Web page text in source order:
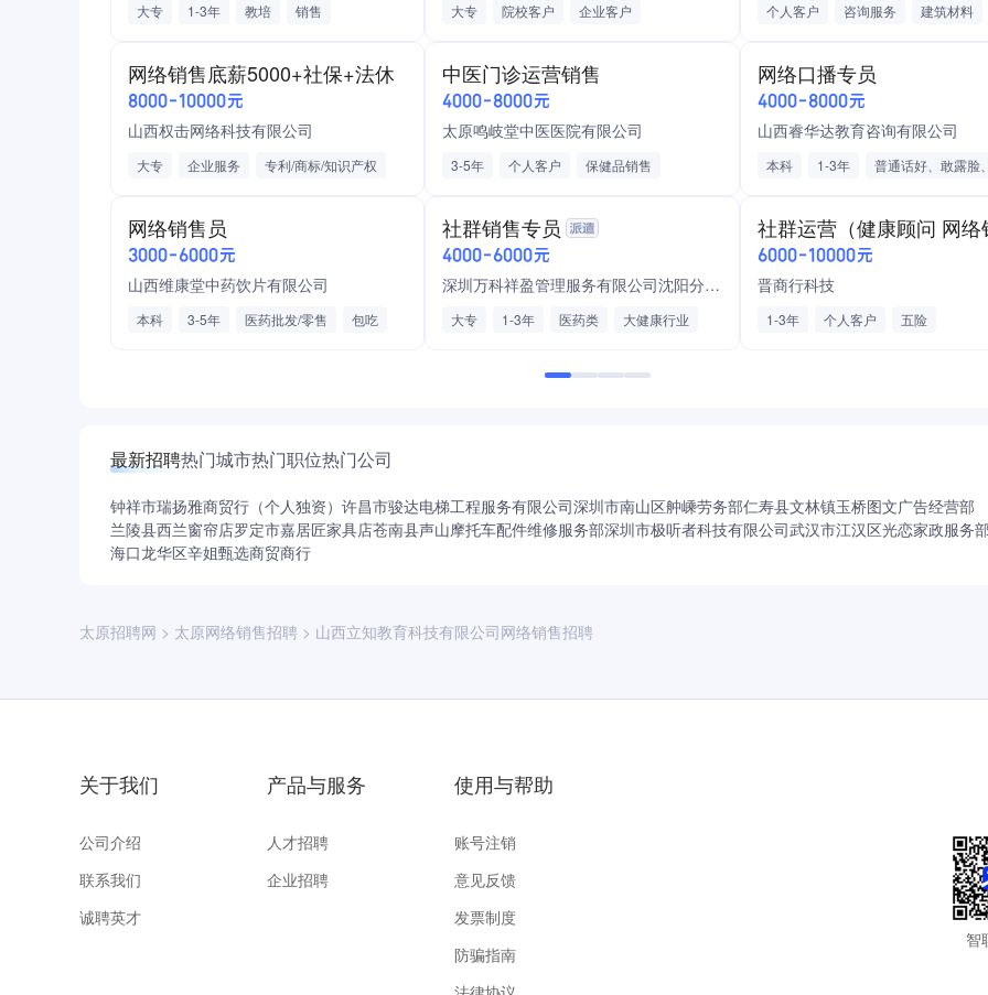
大专 1-3年 教培
销售
带薪学习培训
福利活动
发展晋升空间
五险一金
带薪年假
加班补助
弹性工作
多次晋升机会
鼓励内部创新
大专 院校客户
企业客户
交通补助
绩效奖金
个人客户 咨询服务
建筑材料
季度奖金
年终奖
绩效奖金
网络销售底薪5000+社保+法休
8000-10000元
山西权击网络科技有限公司
大专 企业服务
专利/商标/知识产权
法定假日休息
缴纳五险
不加班
推荐新人奖
中医门诊运营销售
4000-8000元
太原鸣岐堂中医医院有限公司
3-5年 个人客户
保健品销售
医药批发/零售
医疗设备/器械/耗材
网络口播专员
4000-8000元
山西睿华达教育咨询有限公司
本科
1-3年
产业互联网平台
年终奖
交通
餐补
网络销售员
3000-6000元
山西维康堂中药饮片有限公司
本科 3-5年 医药批发/零售
包吃
社群销售专员
4000-6000元
深圳万科祥盈管理服务有限公司沈阳分公司
大专 1-3年 医药类
大健康行业
6000-10000元
晋商行科技
1-3年 个人客户 五险
最新招聘热门城市热门职位热门公司
钟祥市瑞扬雅商贸行（个人独资） 许昌市骏达电梯工程服务有限公司深圳市南山区舯嵊劳务部仁寿县文林镇玉桥图文广告经营部
兰陵县西兰窗帘店罗定市嘉居匠家具店苍南县声山摩托车配件维修服务部深圳市极听者科技有限公司武汉市江汉区光恋家政服务
海口龙华区辛姐甄选商贸商行
太原招聘网 > 太原网络销售招聘 > 山西立知教育科技有限公司网络销售招聘
关于我们
公司介绍
联系我们
诚聘英才
产品与服务
人才招聘
企业招聘
使用与帮助
账号注销
意见反馈
发票制度
防骗指南
智